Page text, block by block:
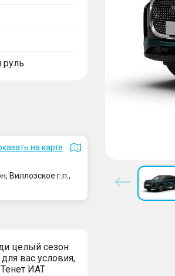
на карте
Виллозское г.п.,
целый сезон
вас условия,
ИАТ